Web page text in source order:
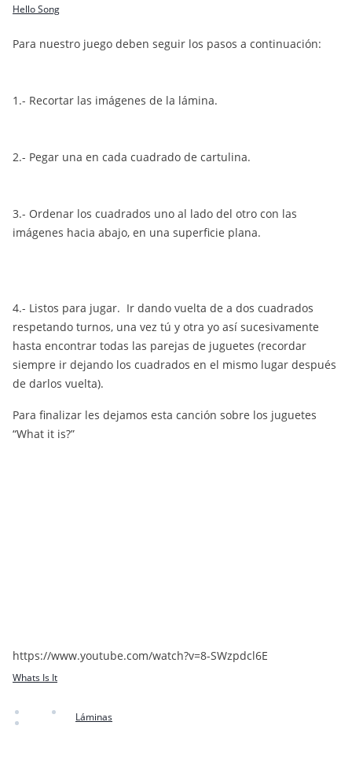
Hello Song
Para nuestro juego deben seguir los pasos a continuación:
1.- Recortar las imágenes de la lámina.
2.- Pegar una en cada cuadrado de cartulina.
3.- Ordenar los cuadrados uno al lado del otro con las
imágenes hacia abajo, en una superficie plana.
4.- Listos para jugar. Ir dando vuelta de a dos cuadrados
respetando turnos, una vez tú y otra yo así sucesivamente
hasta encontrar todas las parejas de juguetes (recordar
siempre ir dejando los cuadrados en el mismo lugar después
de darlos vuelta).
Para finalizar les dejamos esta canción sobre los juguetes
“What it is?”
https://www.youtube.com/watch?v=8-SWzpdcl6E
Whats Is It
Láminas